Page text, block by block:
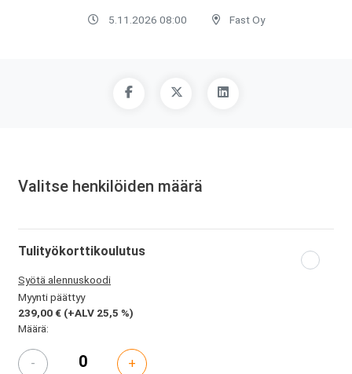
5.11.2026 08:00 Fast Oy
Valitse henkilöiden määrä
Tulityökorttikoulutus
Syötä alennuskoodi
Myynti päättyy
239,00 € (+ALV 25,5 %)
Määrä:
- +